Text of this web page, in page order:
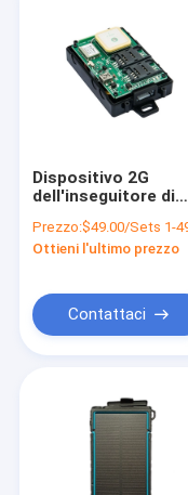
Dispositivo 2G
dell'inseguitore di
motociclo
dell'automobile
dell'altoparlante
Prezzo:$49.00/Sets 1-49
Ottieni l'ultimo prezzo
Contattaci